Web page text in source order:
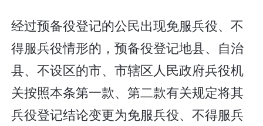
经过预备役登记的公民出现免服兵役、不
得服兵役情形的，预备役登记地县、自治
县、不设区的市、市辖区人民政府兵役机
关按照本条第一款、第二款有关规定将其
兵役登记结论变更为免服兵役、不得服兵